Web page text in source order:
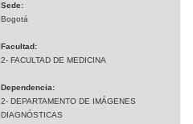
Sede:
Bogotá
Facultad:
2- FACULTAD DE MEDICINA
Dependencia:
2- DEPARTAMENTO DE IMÁGENES
DIAGNÓSTICAS